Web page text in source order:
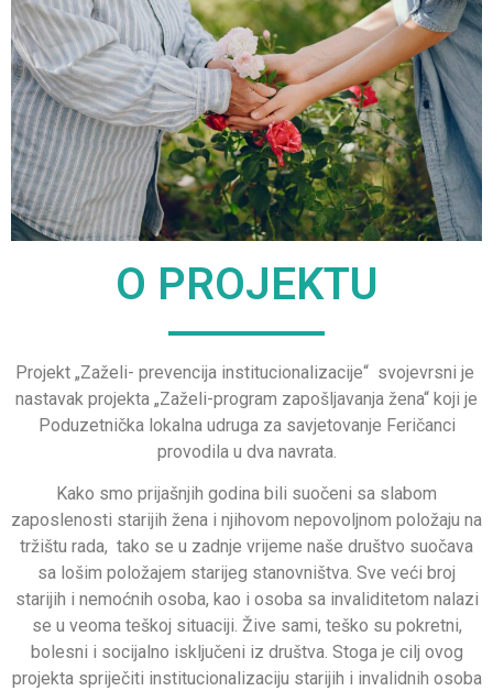
O PROJEKTU
Projekt „Zaželi- prevencija institucionalizacije“ svojevrsni je
nastavak projekta „Zaželi-program zapošljavanja žena“ koji je
Poduzetnička lokalna udruga za savjetovanje Feričanci
provodila u dva navrata.
Kako smo prijašnjih godina bili suočeni sa slabom
zaposlenosti starijih žena i njihovom nepovoljnom položaju na
tržištu rada, tako se u zadnje vrijeme naše društvo suočava
sa lošim položajem starijeg stanovništva. Sve veći broj
starijih i nemoćnih osoba, kao i osoba sa invaliditetom nalazi
se u veoma teškoj situaciji. Žive sami, teško su pokretni,
bolesni i socijalno isključeni iz društva. Stoga je cilj ovog
projekta spriječiti institucionalizaciju starijih i invalidnih osoba